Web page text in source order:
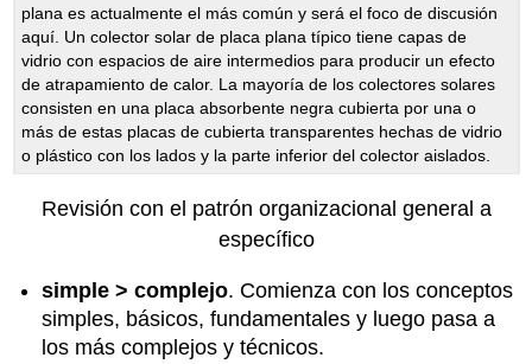
plana es actualmente el más común y será el foco de discusión
aquí. Un colector solar de placa plana típico tiene capas de
vidrio con espacios de aire intermedios para producir un efecto
de atrapamiento de calor. La mayoría de los colectores solares
consisten en una placa absorbente negra cubierta por una o
más de estas placas de cubierta transparentes hechas de vidrio
o plástico con los lados y la parte inferior del colector aislados.
Revisión con el patrón organizacional general a
específico
simple > complejo. Comienza con los conceptos
simples, básicos, fundamentales y luego pasa a
los más complejos y técnicos.